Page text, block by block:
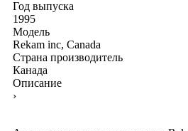
Год выпуска
1995
Модель
Rekam inc, Canada
Страна производитель
Канада
Описание
›